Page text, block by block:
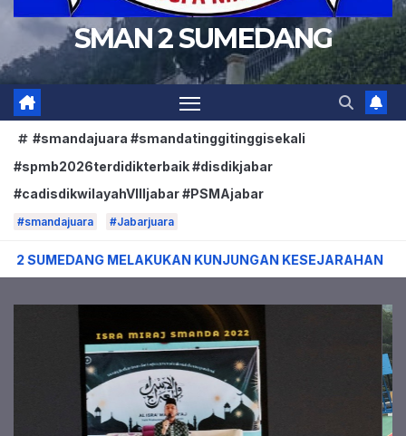
SMAN 2 SUMEDANG
#smandajuara #smandatinggitinggisekali
#spmb2026terdidikterbaik #disdikjabar
#cadisdikwilayahVIIIjabar #PSMAjabar
#smandajuara #Jabarjuara
KUNJUNGAN KESEJARAHAN Peringatan Isra